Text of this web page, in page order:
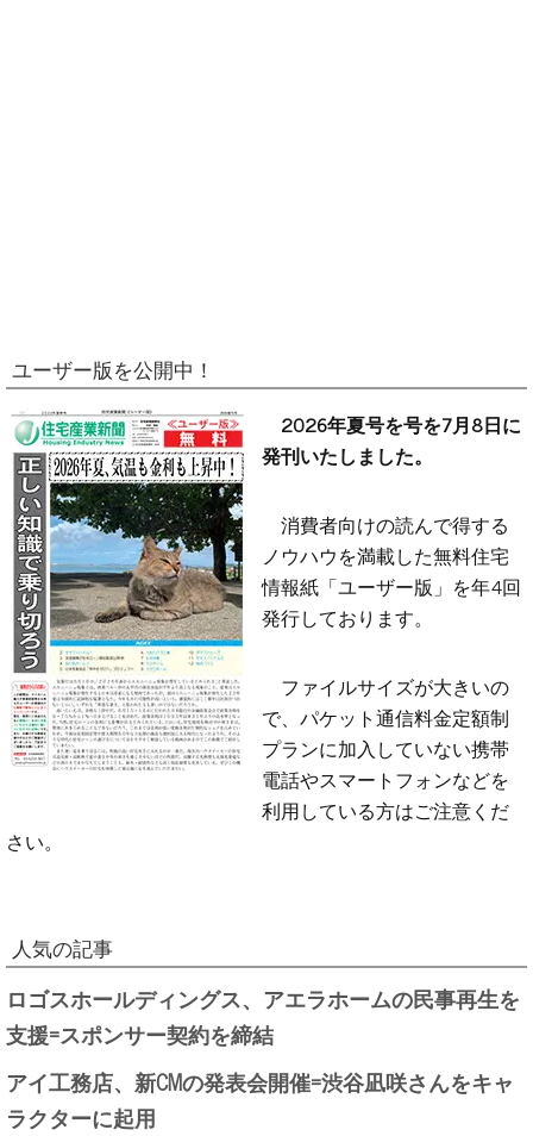
ユーザー版を公開中！
2026年夏号を号を7月8日に
発刊いたしました。
消費者向けの読んで得する
ノウハウを満載した無料住宅
情報紙「ユーザー版」を年4回
発行しております。
ファイルサイズが大きいの
で、パケット通信料金定額制
プランに加入していない携帯
電話やスマートフォンなどを
利用している方はご注意くだ
さい。
人気の記事
ロゴスホールディングス、アエラホームの民事再生を
支援=スポンサー契約を締結
アイ工務店、新CMの発表会開催=渋谷凪咲さんをキャ
ラクターに起用